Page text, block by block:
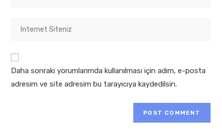
Daha sonraki yorumlarımda kullanılması için adım, e-posta
adresim ve site adresim bu tarayıcıya kaydedilsin.